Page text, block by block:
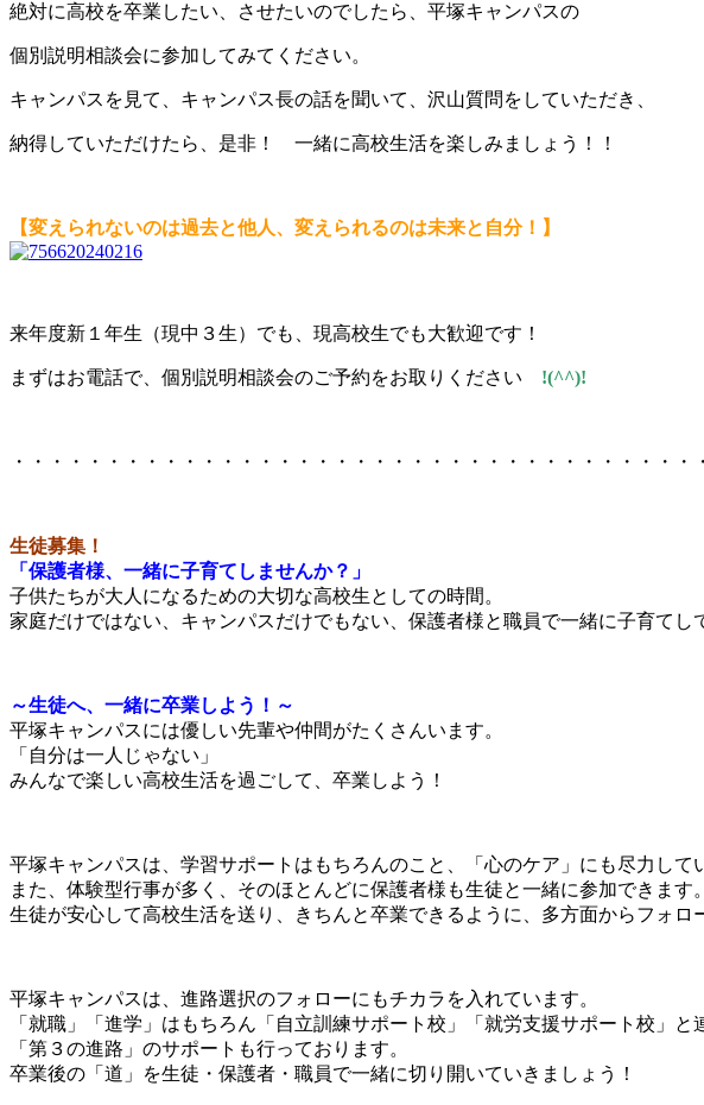
絶対に高校を卒業したい、させたいのでしたら、平塚キャンパスの
個別説明相談会に参加してみてください。
キャンパスを見て、キャンパス長の話を聞いて、沢山質問をしていただき、
納得していただけたら、是非！ 一緒に高校生活を楽しみましょう！！
【変えられないのは過去と他人、変えられるのは未来と自分！】
来年度新１年生（現中３生）でも、現高校生でも大歓迎です！
まずはお電話で、個別説明相談会のご予約をお取りください !(^^)!
・・・・・・・・・・・・・・・・・・・・・・・・・・・・・・・・・・・・
生徒募集！
「保護者様、一緒に子育てしませんか？」
子供たちが大人になるための大切な高校生としての時間。
家庭だけではない、キャンパスだけでもない、保護者様と職員で一緒に子育てし
～生徒へ、一緒に卒業しよう！～
平塚キャンパスには優しい先輩や仲間がたくさんいます。
「自分は一人じゃない」
みんなで楽しい高校生活を過ごして、卒業しよう！
平塚キャンパスは、学習サポートはもちろんのこと、「心のケア」にも尽力して
また、体験型行事が多く、そのほとんどに保護者様も生徒と一緒に参加できます。
生徒が安心して高校生活を送り、きちんと卒業できるように、多方面からフォロ
平塚キャンパスは、進路選択のフォローにもチカラを入れています。
「就職」「進学」はもちろん「自立訓練サポート校」「就労支援サポート校」と
「第３の進路」のサポートも行っております。
卒業後の「道」を生徒・保護者・職員で一緒に切り開いていきましょう！